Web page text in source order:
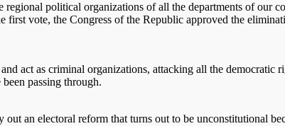
political organizations of all the departments of our
vote, the Congress of the Republic approved the
act as criminal organizations, attacking all the
passing through.
an electoral reform that turns out to be unconstitutional